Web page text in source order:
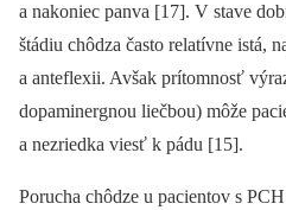
a nakoniec panva [17]. V stave
štádiu chôdza často relatívne istá,
a anteflexii. Avšak prítomnosť
dopaminergnou liečbou) môže
a nezriedka viesť k pádu [15].
Porucha chôdze u pacientov s